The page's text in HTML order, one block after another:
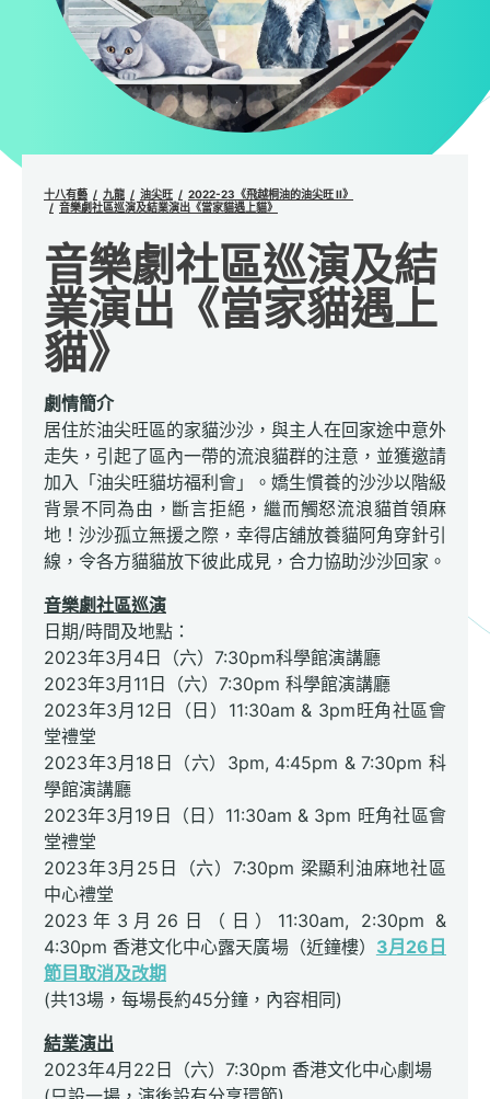
十八有藝 九龍 油尖旺
2022-23《飛越桐油的油尖旺 II》
音樂劇社區巡演及結業演出《當家貓遇上貓》
音樂劇社區巡演及結
業演出《當家貓遇上
貓》
劇情簡介
居住於油尖旺區的家貓沙沙，與主人在回家途中意外
走失，引起了區內一帶的流浪貓群的注意，並獲邀請
加入「油尖旺貓坊福利會」。嬌生慣養的沙沙以階級
背景不同為由，斷言拒絕，繼而觸怒流浪貓首領麻
地！沙沙孤立無援之際，幸得店舖放養貓阿角穿針引
線，令各方貓貓放下彼此成見，合力協助沙沙回家。
音樂劇社區巡演
日期/時間及地點：
2023年3月4日（六）7:30pm科學館演講廳
2023年3月11日（六）7:30pm 科學館演講廳
2023年3月12日（日）11:30am & 3pm旺角社區會
堂禮堂
2023年3月18日（六）3pm, 4:45pm & 7:30pm 科
學館演講廳
2023年3月19日（日）11:30am & 3pm 旺角社區會
堂禮堂
2023年3月25日（六）7:30pm 梁顯利油麻地社區
中心禮堂
2023年3月26日（日）11:30am, 2:30pm &
4:30pm 香港文化中心露天廣場（近鐘樓） 3月26日
節目取消及改期
(共13場，每場長約45分鐘，內容相同)
結業演出
2023年4月22日（六）7:30pm 香港文化中心劇場